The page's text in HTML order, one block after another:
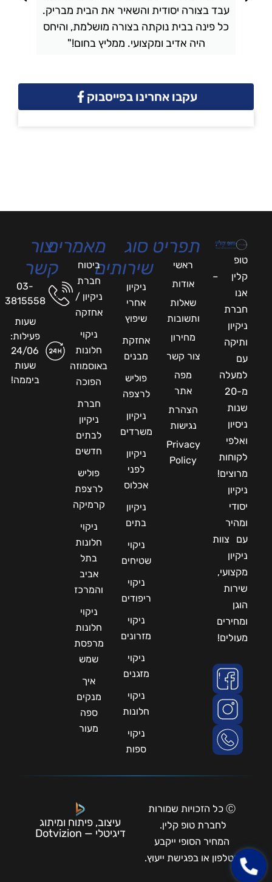
עבד בצורה יסודית והשאיר את הבית מבריק.
כל פינה בבית נוקתה בצורה מושלמת, והיחס
היה אדיב ומקצועי. ממליץ בחום!"
עקבו אחרינו בפייסבוק
טופ
קלין –
אנו
חברת
ניקיון
ותיקה
עם
למעלה
מ-20
שנות
ניסיון
ואלפי
לקוחות
מרוצים!
ניקיון
יסודי
ומהיר
עם צוות
ניקיון
מקצועי,
שירות
הוגן
ומחירים
מעולים!
תפריט
ראשי
אודות
שאלות
ותשובות
מחירון
צור קשר
מפה
אתר
הצהרת
נגישות
Privacy
Policy
סוג
שירותים
ניקיון
אחרי
שיפוץ
אחזקת
מבנים
פוליש
לרצפה
ניקיון
משרדים
ניקיון
לפני
אכלוס
ניקיון
בתים
ניקוי
שטיחים
ניקוי
ריפודים
ניקוי
מזרונים
ניקוי
מזגנים
ניקוי
חלונות
ניקוי
ספות
מאמרים
ביטוח
חברת
ניקיון /
אחזקה
ניקוי
חלונות
באוסמוזה
הפוכה
חברת
ניקיון
לבתים
חדשים
פוליש
לרצפת
קרמיקה
ניקוי
חלונות
בתל
אביב
והמרכז
ניקוי
חלונות
מרפסת
שמש
איך
מנקים
ספה
מעור
צור
קשר
03-
3815558
שעות
פעילות:
24/06
שעות
ביממה!
Ⓒ כל הזכויות שמורות
לחברת טופ קלין.
המחיר הסופי ייקבע
בטלפון או בפגישת ייעוץ.
עיצוב, פיתוח ומיתוג
דיגיטלי — Dotvizion